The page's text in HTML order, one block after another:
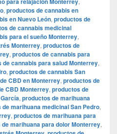
, productos de cannabis en
en Nuevo León, productos de
de cannabis medicinal
para el sueño Monterrey,
Monterrey, productos de
, productos de cannabis para
de cannabis para salud Monterrey,
, productos de cannabis San
CBD en Monterrey, productos de
CBD Monterrey, productos de
, productos de marihuana
marihuana medicinal San Pedro,
, productos de marihuana para
marihuana para dolor Monterrey,